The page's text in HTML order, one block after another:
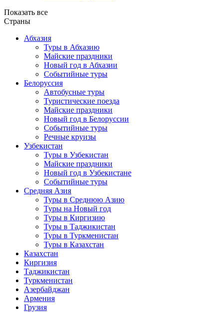
Показать все
Страны
Абхазия
Туры в Абхазию
Майские праздники
Новый год в Абхазии
Событийные туры
Белоруссия
Автобусные туры
Туристические поезда
Майские праздники
Новый год в Белоруссии
Событийные туры
Речные круизы
Узбекистан
Туры в Узбекистан
Майские праздники
Новый год в Узбекистане
Событийные туры
Средняя Азия
Туры в Среднюю Азию
Туры на Новый год
Туры в Киргизию
Туры в Таджикистан
Туры в Туркменистан
Туры в Казахстан
Казахстан
Киргизия
Таджикистан
Туркменистан
Азербайджан
Армения
Грузия